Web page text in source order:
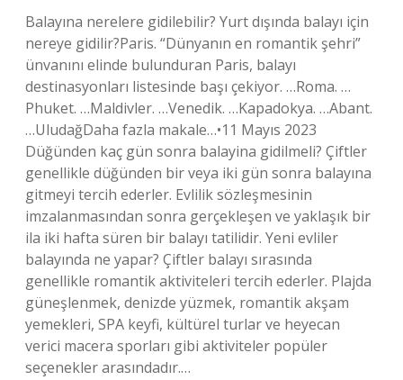
Balayına nerelere gidilebilir? Yurt dışında balayı için
nereye gidilir?Paris. “Dünyanın en romantik şehri”
ünvanını elinde bulunduran Paris, balayı
destinasyonları listesinde başı çekiyor. …Roma. …
Phuket. …Maldivler. …Venedik. …Kapadokya. …Abant.
…UludağDaha fazla makale…•11 Mayıs 2023
Düğünden kaç gün sonra balayina gidilmeli? Çiftler
genellikle düğünden bir veya iki gün sonra balayına
gitmeyi tercih ederler. Evlilik sözleşmesinin
imzalanmasından sonra gerçekleşen ve yaklaşık bir
ila iki hafta süren bir balayı tatilidir. Yeni evliler
balayında ne yapar? Çiftler balayı sırasında
genellikle romantik aktiviteleri tercih ederler. Plajda
güneşlenmek, denizde yüzmek, romantik akşam
yemekleri, SPA keyfi, kültürel turlar ve heyecan
verici macera sporları gibi aktiviteler popüler
seçenekler arasındadır.…